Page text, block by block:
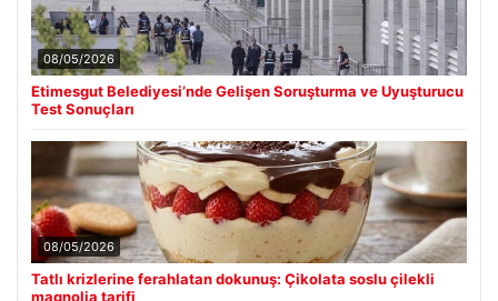
08/05/2026
Etimesgut Belediyesi’nde Gelişen Soruşturma ve Uyuşturucu
Test Sonuçları
08/05/2026
Tatlı krizlerine ferahlatan dokunuş: Çikolata soslu çilekli
magnolia tarifi